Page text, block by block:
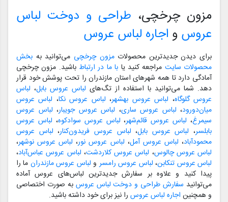
مزون چرخچی، طراحی و دوخت لباس
عروس و اجاره لباس عروس
برای دیدن جدیدترین محصولاتمزون چرخچی می‌توانید به بخش
محصولات سایت مراجعه کنید یا با ما در ارتباط باشید. مزون چرخچی
آمادگی دارد تا همه شهرهای استان مازندران را تحت پوشش خود قرار
دهد. شما می‌توانید با استفاده از تگ‌های لباس عروس بابل، لباس
عروس گلوگاه، لباس عروس بهشهر، لباس عروس نکا، لباس عروس
میان‌دورود، لباس عروس ساری، لباس عروس جویبار، لباس عروس
سیمرغ، لباس عروس قائم‌شهر، لباس عروس سوادکوه، لباس عروس
بابلسر، لباس عروس بابل، لباس عروس فریدون‌کنار، لباس عروس
محمودآباد، لباس عروس آمل، لباس عروس نور، لباس عروس نوشهر،
لباس عروس چالوس، لباس عروس کلاردشت، لباس عروس عباس‌آباد،
لباس عروس تنکابن، لباس عروس رامسر و لباس عروس مازندران ما را
پیدا کنید و علاوه بر سفارش جدیدترین لباس‌های عروس آماده
می‌توانید سفارش طراحی و دوخت لباس عروس به صورت اختصاصی
و همچنین اجاره لباس عروس را نیز برای خود داشته باشید.